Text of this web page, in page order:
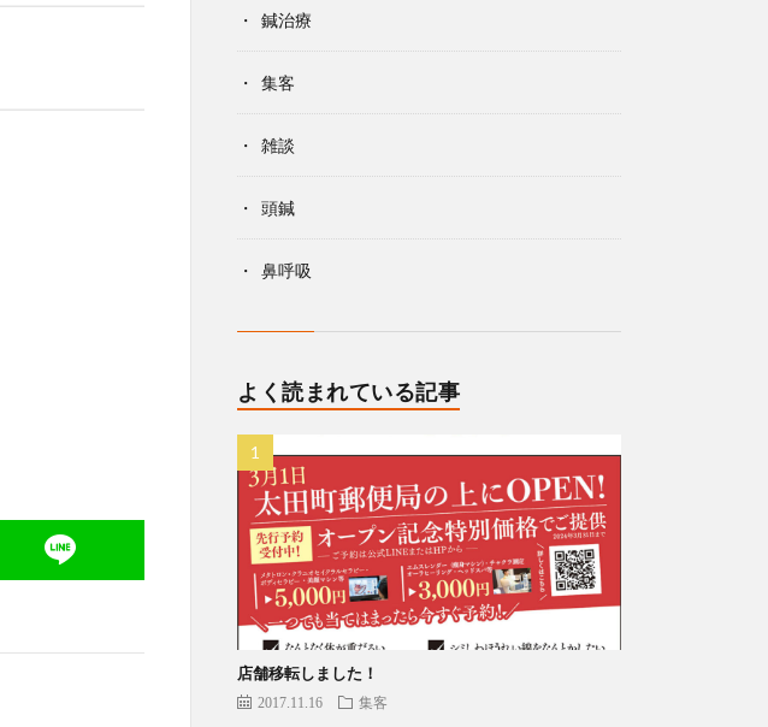
鍼治療
集客
雑談
頭鍼
鼻呼吸
よく読まれている記事
店舗移転しました！
2017.11.16 集客